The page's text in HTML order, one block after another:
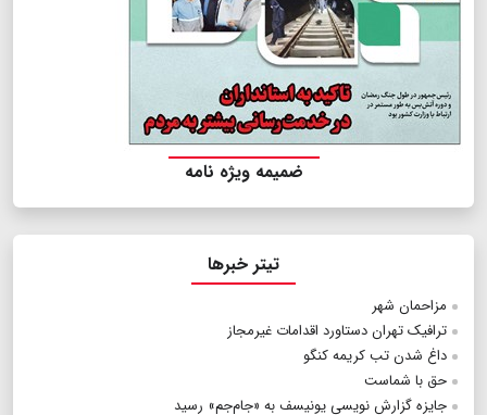
ضمیمه ویژه نامه
تیتر خبرها
مزاحمان شهر
ترافیک تهران دستاورد اقدامات غیرمجاز
داغ شدن تب کریمه کنگو
حق با شماست
جایزه گزارش نویسی یونیسف به «جام‌جم» رسید